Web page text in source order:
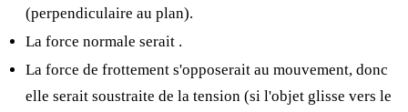
(perpendiculaire au plan).
La force normale serait .
La force de frottement s'opposerait au mouvement, donc
elle serait soustraite de la tension (si l'objet glisse vers le